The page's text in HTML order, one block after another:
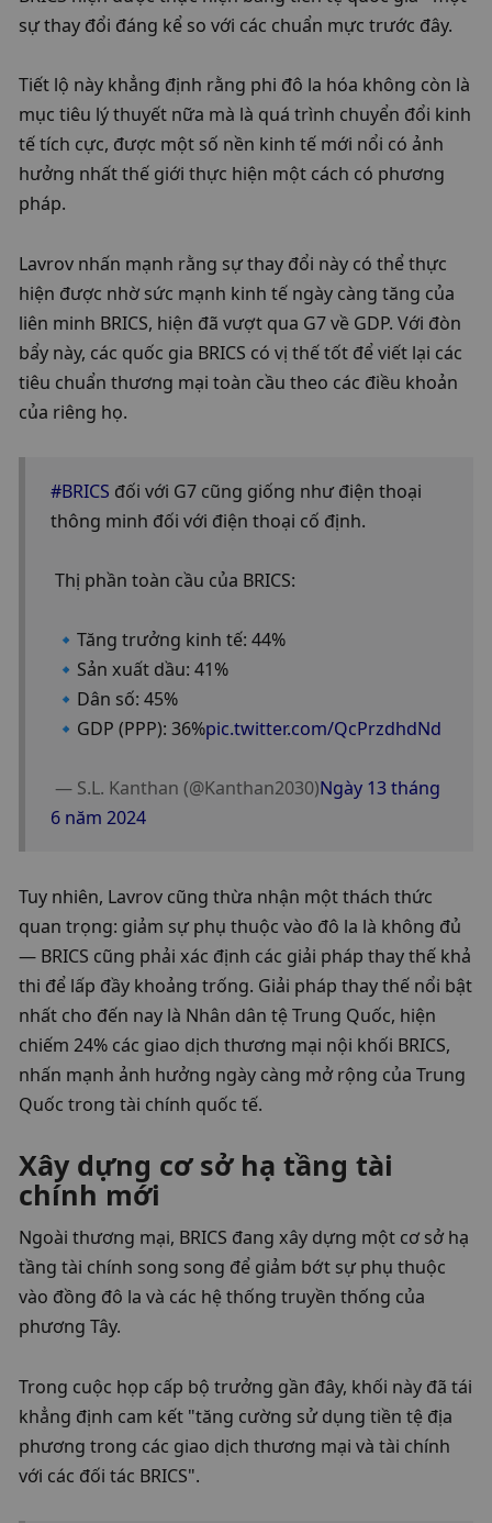
sự thay đổi đáng kể so với các chuẩn mực trước đây.
Tiết lộ này khẳng định rằng phi đô la hóa không còn là
mục tiêu lý thuyết nữa mà là quá trình chuyển đổi kinh
tế tích cực, được một số nền kinh tế mới nổi có ảnh
hưởng nhất thế giới thực hiện một cách có phương
pháp.
Lavrov nhấn mạnh rằng sự thay đổi này có thể thực
hiện được nhờ sức mạnh kinh tế ngày càng tăng của
liên minh BRICS, hiện đã vượt qua G7 về GDP. Với đòn
bẩy này, các quốc gia BRICS có vị thế tốt để viết lại các
tiêu chuẩn thương mại toàn cầu theo các điều khoản
của riêng họ.
#BRICS đối với G7 cũng giống như điện thoại
thông minh đối với điện thoại cố định.
Thị phần toàn cầu của BRICS:
🔹Tăng trưởng kinh tế: 44%
🔹Sản xuất dầu: 41%
🔹Dân số: 45%
🔹GDP (PPP): 36%pic.twitter.com/QcPrzdhdNd
— S.L. Kanthan (@Kanthan2030)Ngày 13 tháng
6 năm 2024
Tuy nhiên, Lavrov cũng thừa nhận một thách thức
quan trọng: giảm sự phụ thuộc vào đô la là không đủ
— BRICS cũng phải xác định các giải pháp thay thế khả
thi để lấp đầy khoảng trống. Giải pháp thay thế nổi bật
nhất cho đến nay là Nhân dân tệ Trung Quốc, hiện
chiếm 24% các giao dịch thương mại nội khối BRICS,
nhấn mạnh ảnh hưởng ngày càng mở rộng của Trung
Quốc trong tài chính quốc tế.
Xây dựng cơ sở hạ tầng tài
chính mới
Ngoài thương mại, BRICS đang xây dựng một cơ sở hạ
tầng tài chính song song để giảm bớt sự phụ thuộc
vào đồng đô la và các hệ thống truyền thống của
phương Tây.
Trong cuộc họp cấp bộ trưởng gần đây, khối này đã tái
khẳng định cam kết "tăng cường sử dụng tiền tệ địa
phương trong các giao dịch thương mại và tài chính
với các đối tác BRICS".